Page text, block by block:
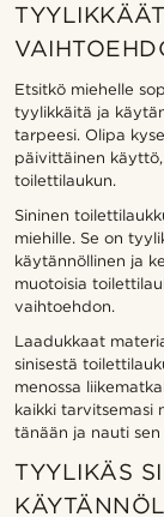
Etsitkö miehelle
tyylikkäitä ja
tarpeesi. Olipa
päivittäinen
toilettilaukun.
Sininen
miehille. Se on
käytännöllinen ja
muotoisia
vaihtoehdon.
Laadukkaat
sinisestä
menossa
kaikki tarvitsemasi
tänään ja nauti
TYYLIKÄS